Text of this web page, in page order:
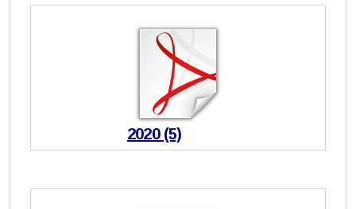
2020 (5)